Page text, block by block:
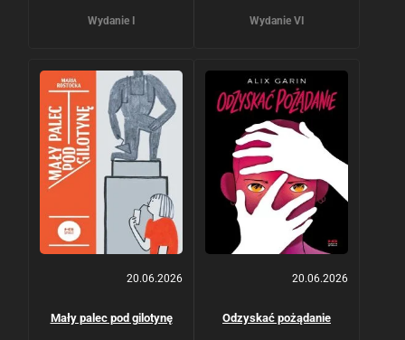
Wydanie I Wydanie VI
20.06.2026
Mały palec pod gilotynę
20.06.2026
Odzyskać pożądanie